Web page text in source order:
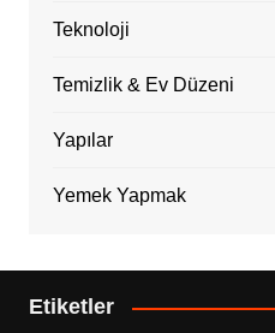
Teknoloji
Temizlik & Ev Düzeni
Yapılar
Yemek Yapmak
Etiketler